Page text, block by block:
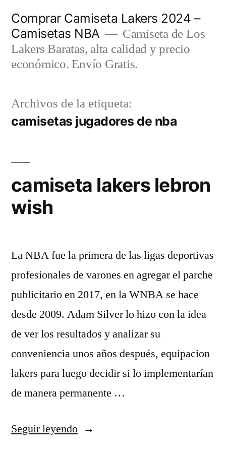
contenido
Comprar Camiseta Lakers 2024 –
Camisetas NBA
Camiseta de Los
Lakers Baratas, alta calidad y precio
económico. Envío Gratis.
Archivos de la etiqueta:
camisetas jugadores de nba
camiseta lakers lebron
wish
La NBA fue la primera de las ligas deportivas
profesionales de varones en agregar el parche
publicitario en 2017, en la WNBA se hace
desde 2009. Adam Silver lo hizo con la idea
de ver los resultados y analizar su
conveniencia unos años después, equipacion
lakers para luego decidir si lo implementarían
de manera permanente …
Seguir leyendo«camiseta